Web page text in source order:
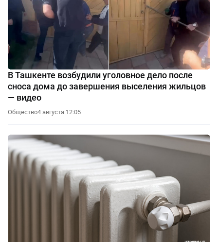
В Ташкенте возбудили уголовное дело после
сноса дома до завершения выселения жильцов
— видео
Общество4 августа 12:05